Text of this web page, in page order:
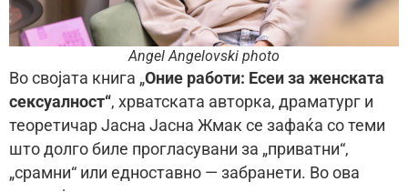
Angel Angelovski photo
Во својата книга „Оние работи: Есеи за женската
сексуалност“, хрватската авторка, драматург и
теоретичар Јасна Јасна Жмак се зафаќа со теми
што долго биле прогласувани за „приватни“,
„срамни“ или едноставно — забранети. Во ова